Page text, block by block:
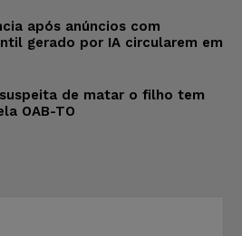
após anúncios com
gerado por IA circularem em
de matar o filho tem
OAB-TO